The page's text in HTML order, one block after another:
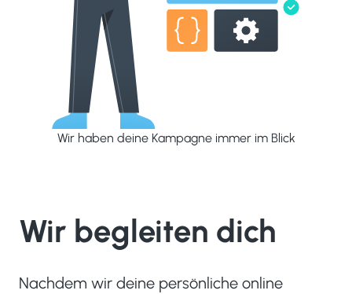
Wir begleiten dich
Nachdem wir deine persönliche online
Wir haben deine Kampagne immer im Blick